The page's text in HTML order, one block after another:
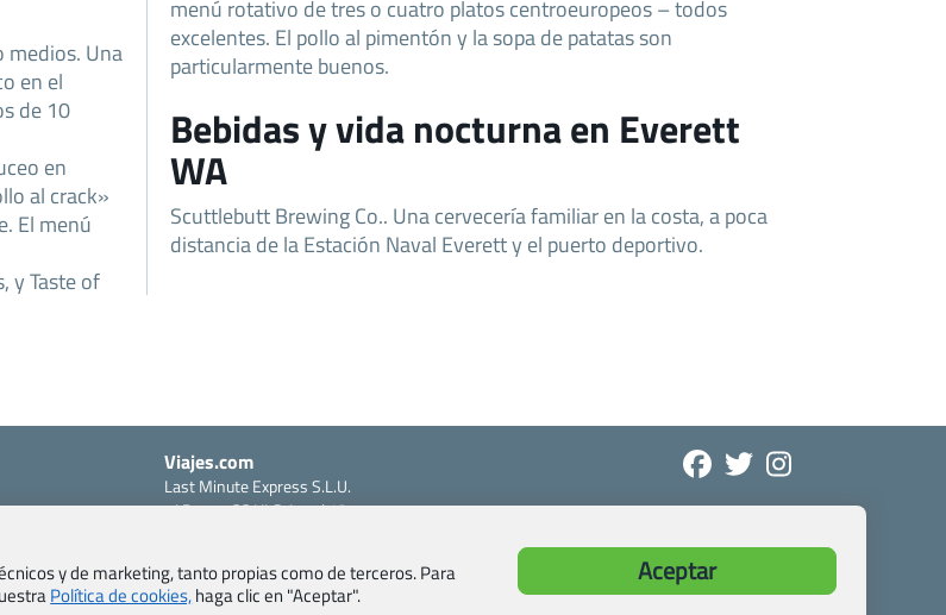
medios. Una
en el
de 10
en
al crack»
El menú
y Taste of
menú rotativo de tres o cuatro platos centroeuropeos – todos
excelentes. El pollo al pimentón y la sopa de patatas son
particularmente buenos.
Bebidas y vida nocturna en Everett
WA
Scuttlebutt Brewing Co.. Una cervecería familiar en la costa, a poca
distancia de la Estación Naval Everett y el puerto deportivo.
Viajes.com
Last Minute Express S.L.U.
c/ Drago, CC HLS, Local 13
CIF: B76740091
Tfno: +34 922-97-17-27
y de marketing, tanto propias como de terceros. Para
Política de cookies,haga clic en "Aceptar".
Aceptar